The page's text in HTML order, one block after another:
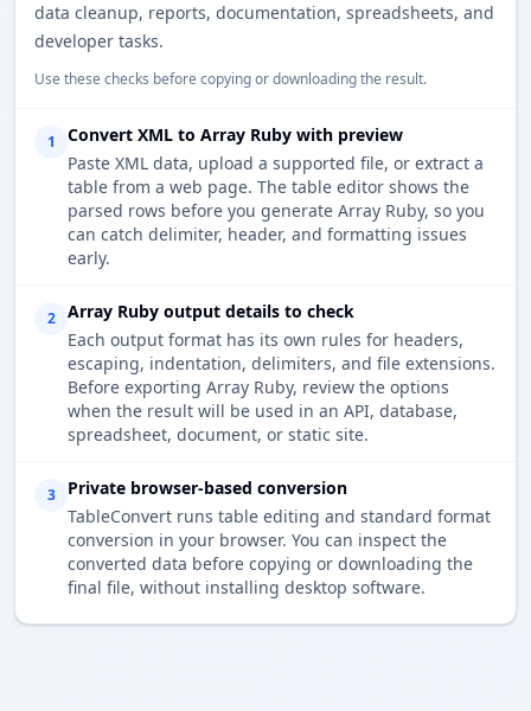
data cleanup, reports, documentation, spreadsheets, and
developer tasks.
Use these checks before copying or downloading the result.
1
Convert XML to Array Ruby with preview
Paste XML data, upload a supported file, or extract a
table from a web page. The table editor shows the
parsed rows before you generate Array Ruby, so you
can catch delimiter, header, and formatting issues
early.
2
Array Ruby output details to check
Each output format has its own rules for headers,
escaping, indentation, delimiters, and file extensions.
Before exporting Array Ruby, review the options
when the result will be used in an API, database,
spreadsheet, document, or static site.
3
Private browser-based conversion
TableConvert runs table editing and standard format
conversion in your browser. You can inspect the
converted data before copying or downloading the
final file, without installing desktop software.